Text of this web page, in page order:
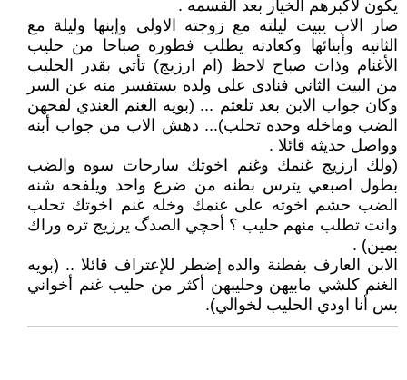
يكون لاكبرهم الخيار بعد القسمه .
صار الاب يبيت ليلته مع زوجته الاولى وإبنها وليلة مع
الثانيه وأبنائها وكعادته يطلب فطوره صباحا من حليب
الأغنام وذات صباح لاحظ (ام ارزيج) تأتي بقدر الحليب
من البيت الثاني فنادى على ولده يستفسر منه عن السر
وكان جواب الابن بعد تلعثم ... (بويه الغنم العندي لفحهن
الضب وماخله وحده تحلب)... دهش الاب من جواب أبنه
وواصل حديثه قائلا .
(ولك ارزيج غنمك وغنم اخوتك سارحات سوه والضب
بطول اصبعي يترس بطنه من ضرع واحد ويلفحه شنه
الضب حشم اخوته على غنمك وخله غنم اخوتك تحلب
وانت تطلب منهم حليب ؟ أحچي الصدگ يرزيج تره وراك
بمين) .
الابن العارف بفطنة والده إضطر للإعتراف قائلا .. (بويه
الغنم كلشي مابيهن وحليبهن أكثر من حليب غنم أخواني
بس أنا اودي الحليب لخوالي).